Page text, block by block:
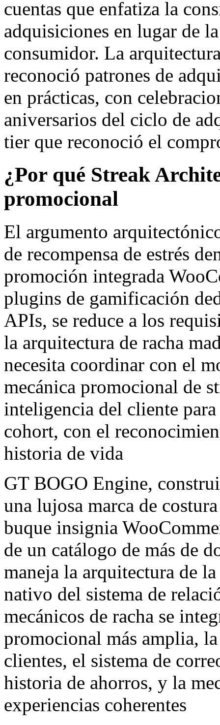
cuentas que enfatiza la
adquisiciones en lugar de
consumidor. La
reconoció patrones de
en prácticas, con
aniversarios del ciclo de
tier que reconoció el
¿Por qué Streak
promocional
El argumento
de recompensa de estrés
promoción integrada
plugins de gamificación
APIs, se reduce a los
la arquitectura de racha
necesita coordinar con el
mecánica promocional de
inteligencia del cliente
cohort, con el
historia de vida
GT BOGO Engine,
una lujosa marca de
buque insignia
de un catálogo de más de
maneja la arquitectura de
nativo del sistema de
mecánicos de racha se
promocional más amplia,
clientes, el sistema de
historia de ahorros, y la
experiencias coherentes